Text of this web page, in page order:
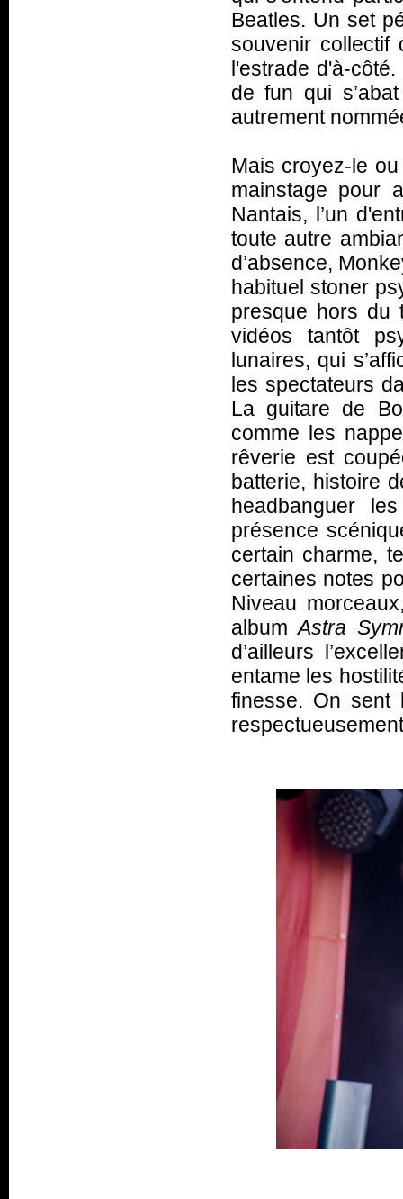
Beatles. Un set
souvenir
l'estrade d'à-
de fun qui
autrement
Mais croyez-le
mainstage pour
Nantais, l’un
toute autre
d’absence,
habituel stoner
presque hors du
vidéos tantôt
lunaires, qui
les spectateurs
La guitare de
comme les
rêverie est
batterie, histoire
headbanguer
présence
certain charme,
certaines notes
Niveau
albumAstra
d’ailleurs
entame les
finesse. On sent